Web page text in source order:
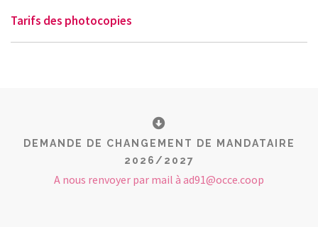
Tarifs des photocopies
DEMANDE DE CHANGEMENT DE MANDATAIRE
2026/2027
A nous renvoyer par mail à ad91@occe.coop